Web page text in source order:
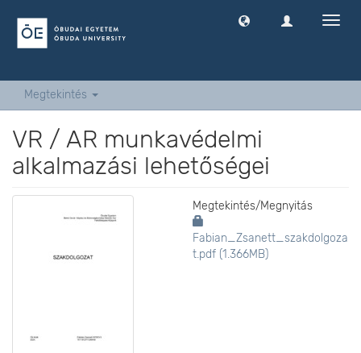
Megtekintés
VR / AR munkavédelmi
alkalmazási lehetőségei
Megtekintés/Megnyitás
Fabian_Zsanett_szakdolgoza
t.pdf (1.366MB)